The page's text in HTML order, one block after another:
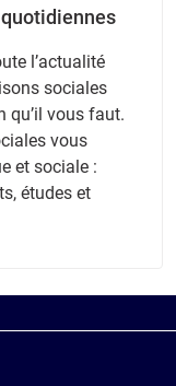
l’actualité
sociales
qu’il vous faut.
vous
et sociale :
études et